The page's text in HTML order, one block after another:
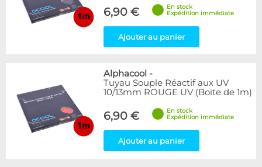
6,90 €
En stock
Expédition immédiate
Ajouter au panier
Alphacool -
Tuyau Souple Réactif aux UV
10/13mm ROUGE UV (Boite de 1m)
6,90 €
En stock
Expédition immédiate
Ajouter au panier